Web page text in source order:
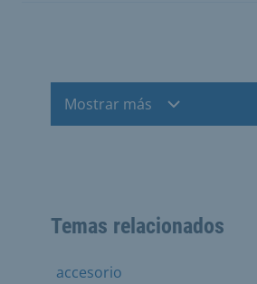
Mostrar más
Temas relacionados
accesorio